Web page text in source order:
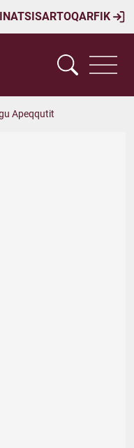
INATSISARTOQARFIK
Apeqqutit